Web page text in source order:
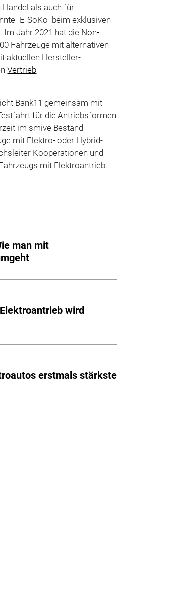
als auch für
"E-SoKo" beim exklusiven
. Im Jahr 2021 hat die Non-
Fahrzeuge mit alternativen
aktuellen Hersteller-
Vertrieb
Bank11 gemeinsam mit
für die Antriebsformen
im smive Bestand
mit Elektro- oder Hybrid-
Kooperationen und
mit Elektroantrieb.
man mit
wird
erstmals stärkste